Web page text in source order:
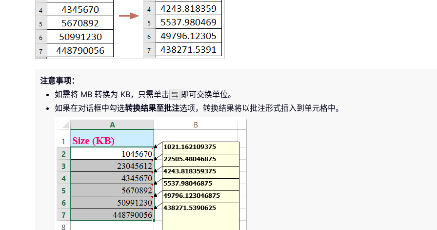
注意事项：
如需将 MB 转换为 KB，只需单击
即可交换单位。
如果在对话框中勾选转换结果至批注选项，转换结果将以批注形式插入到单元格中。